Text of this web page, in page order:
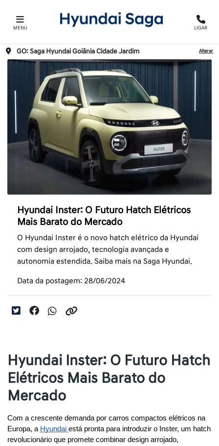
MENU LIGAR
GO: Saga Hyundai Goiânia Cidade Jardim Alterar
Hyundai Inster: O Futuro Hatch Elétricos
Mais Barato do Mercado
O Hyundai Inster é o novo hatch elétrico da Hyundai
com design arrojado, tecnologia avançada e
autonomia estendida. Saiba mais na Saga Hyundai.
Data da postagem: 28/06/2024
Hyundai Inster: O Futuro Hatch
Elétricos Mais Barato do
Mercado
Com a crescente demanda por carros compactos elétricos na
Europa, a Hyundai está pronta para introduzir o Inster, um hatch
revolucionário que promete combinar design arrojado,